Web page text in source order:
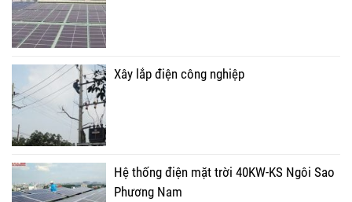
Xây lắp điện công nghiệp
Hệ thống điện mặt trời 40KW-KS Ngôi Sao
Phương Nam